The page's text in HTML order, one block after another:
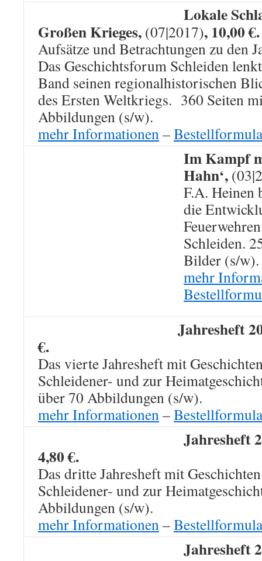
Lokale
Großen Krieges, (07|2017), 10,00 €.
Aufsätze und Betrachtungen zu den
Das Geschichtsforum Schleiden
Band seinen regionalhistorischen
des Ersten Weltkriegs. 360 Seiten
Abbildungen (s/w).
mehr Informationen–
Im Kampf
Hahn‘,
F.A. Heinen
die
Schleiden.
Bilder (s/w).
mehr
Jahresheft
€.
Das vierte Jahresheft mit
Schleidener- und zur
über 70 Abbildungen (s/w).
mehr Informationen–
Jahresheft
4,80 €.
Das dritte Jahresheft mit
Schleidener- und zur
Abbildungen (s/w).
mehr Informationen–
Jahresheft